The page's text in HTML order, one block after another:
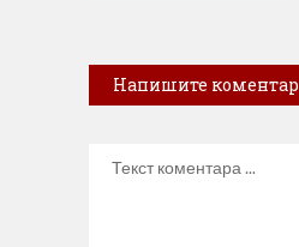
Напишите коментар